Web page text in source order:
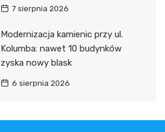
7 sierpnia 2026
Modernizacja kamienic przy ul.
Kolumba: nawet 10 budynków
zyska nowy blask
6 sierpnia 2026